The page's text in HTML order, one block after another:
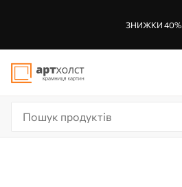
ЗНИЖКИ 40%